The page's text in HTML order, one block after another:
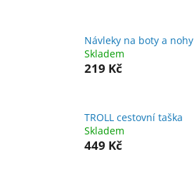
Návleky na boty a nohy
Skladem
219 Kč
TROLL cestovní taška
Skladem
449 Kč